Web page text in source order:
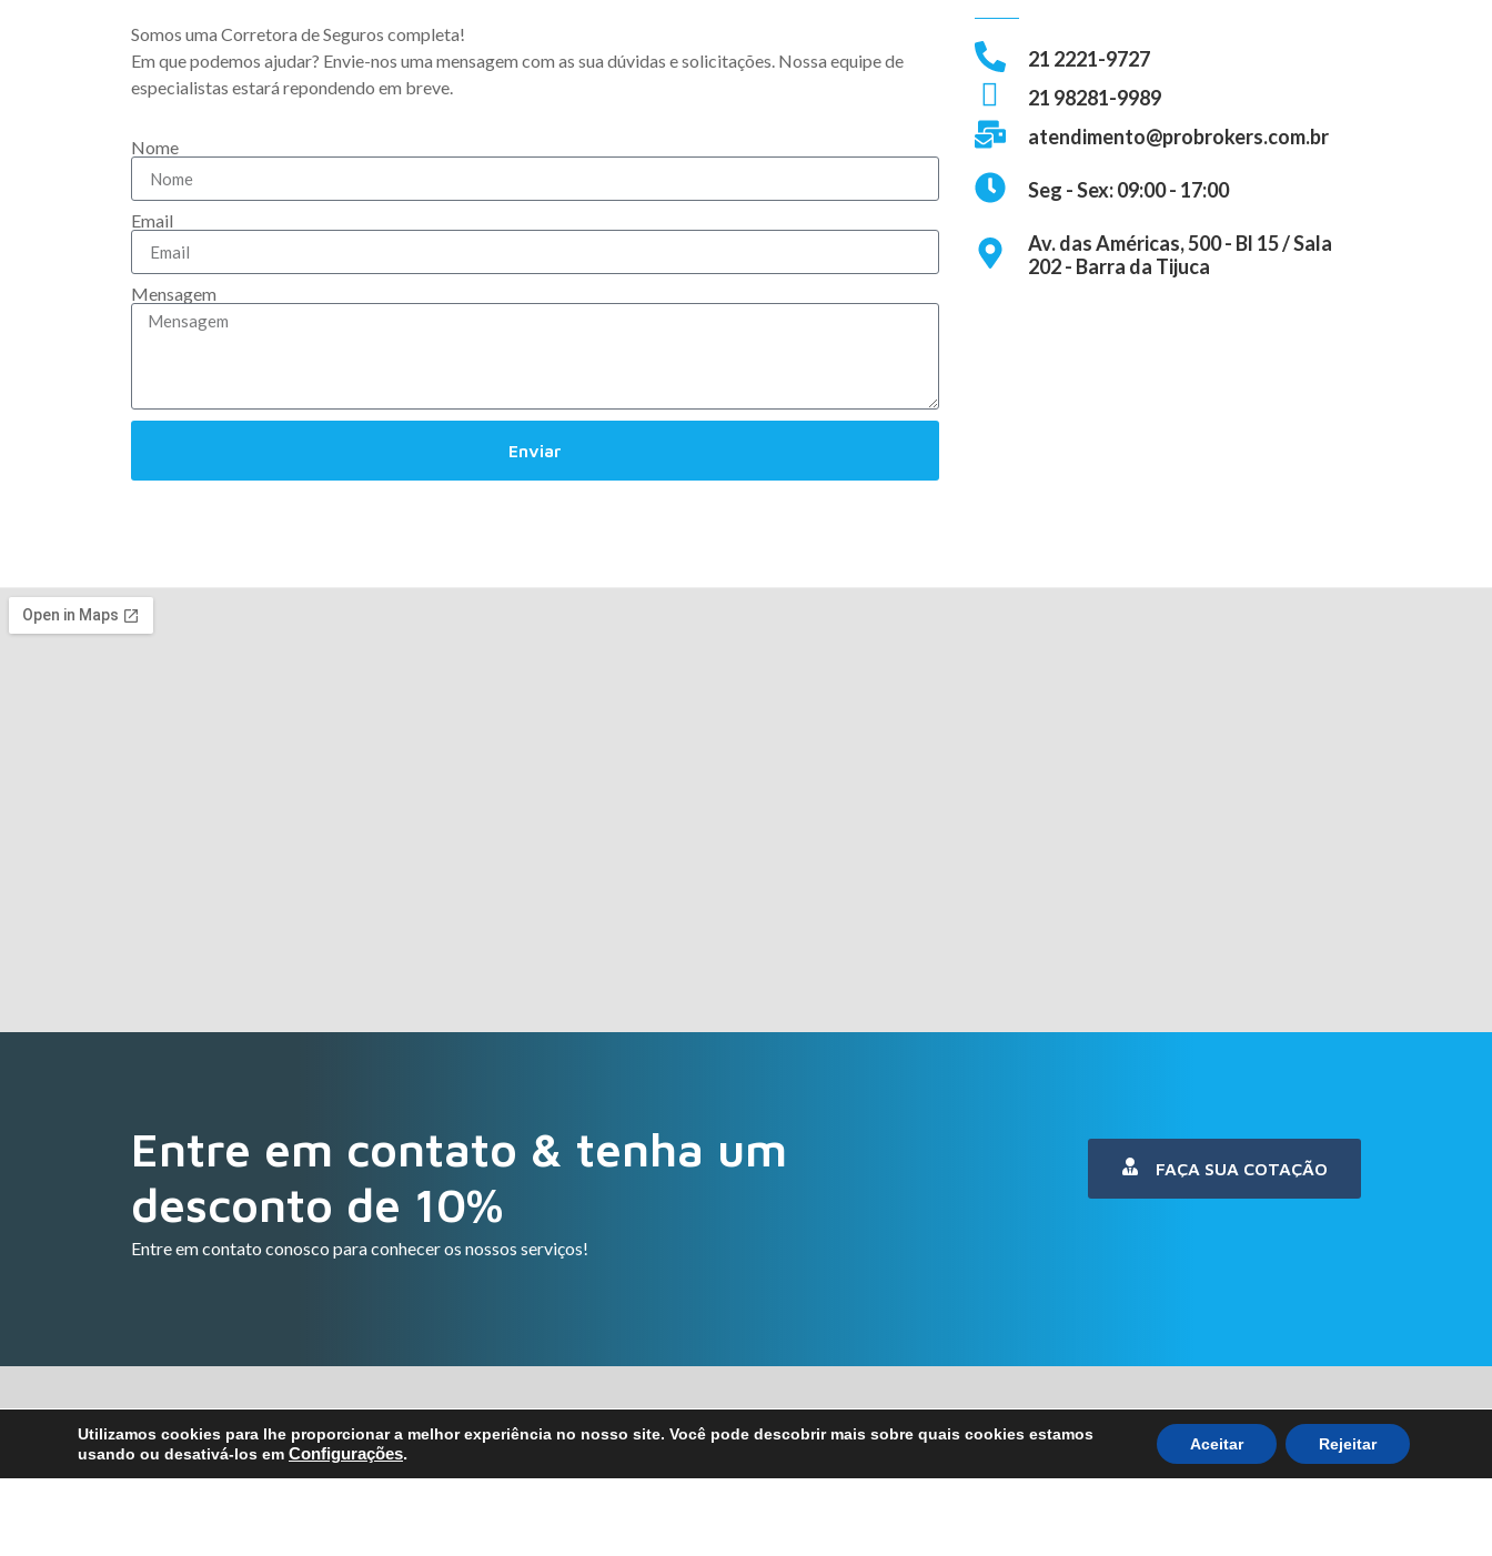
Somos uma Corretora de Seguros completa!
Em que podemos ajudar? Envie-nos uma mensagem com as sua dúvidas e solicitações. Nossa equipe de
especialistas estará repondendo em breve.
Nome
Email
Mensagem
Enviar
21 2221-9727
21 98281-9989
atendimento@probrokers.com.br
Seg - Sex: 09:00 - 17:00
Av. das Américas, 500 - Bl 15 / Sala
202 - Barra da Tijuca
Entre em contato & tenha um
desconto de 10%
Entre em contato conosco para conhecer os nossos serviços!
FAÇA SUA COTAÇÃO
Contatos Nossos Serviços Links Diretos
Utilizamos cookies para lhe proporcionar a melhor experiência no nosso site. Você pode descobrir mais sobre quais cookies estamos
usando ou desativá-los em Configurações.
Aceitar Rejeitar